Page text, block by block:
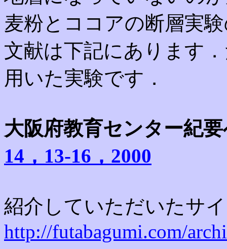
麦粉とココアの断層実
文献は下記にあります
用いた実験です．
大阪府教育センター紀
14，13-16，2000
紹介していただいたサ
http://futabagumi.com/